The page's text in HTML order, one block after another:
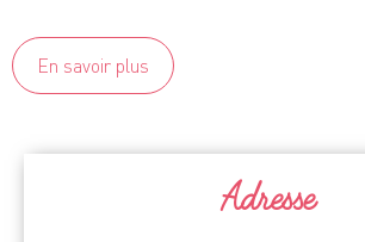
En savoir plus
Adresse